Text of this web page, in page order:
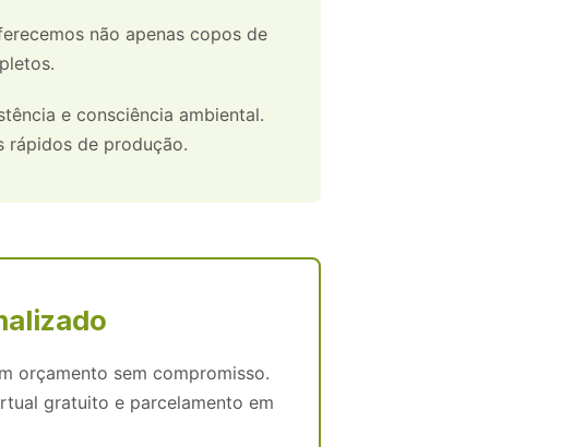
não apenas copos de
e consciência ambiental.
rápidos de produção.
orçamento sem compromisso.
gratuito e parcelamento em